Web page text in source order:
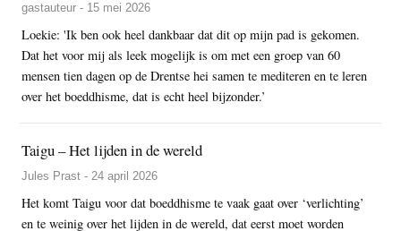
gastauteur - 15 mei 2026
Loekie: 'Ik ben ook heel dankbaar dat dit op mijn pad is gekomen.
Dat het voor mij als leek mogelijk is om met een groep van 60
mensen tien dagen op de Drentse hei samen te mediteren en te leren
over het boeddhisme, dat is echt heel bijzonder.’
Taigu – Het lijden in de wereld
Jules Prast - 24 april 2026
Het komt Taigu voor dat boeddhisme te vaak gaat over ‘verlichting’
en te weinig over het lijden in de wereld, dat eerst moet worden